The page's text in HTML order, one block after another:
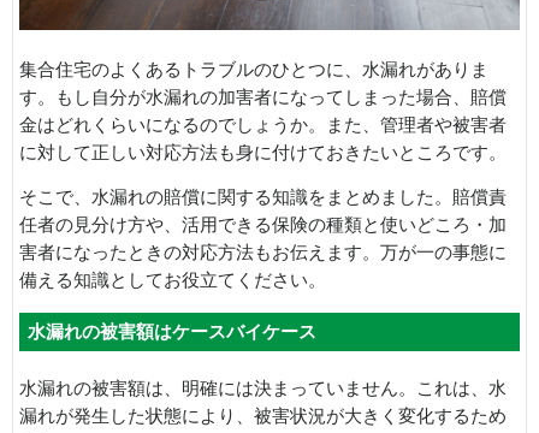
集合住宅のよくあるトラブルのひとつに、水漏れがありま
す。もし自分が水漏れの加害者になってしまった場合、賠償
金はどれくらいになるのでしょうか。また、管理者や被害者
に対して正しい対応方法も身に付けておきたいところです。
そこで、水漏れの賠償に関する知識をまとめました。賠償責
任者の見分け方や、活用できる保険の種類と使いどころ・加
害者になったときの対応方法もお伝えます。万が一の事態に
備える知識としてお役立てください。
水漏れの被害額はケースバイケース
水漏れの被害額は、明確には決まっていません。これは、水
漏れが発生した状態により、被害状況が大きく変化するため